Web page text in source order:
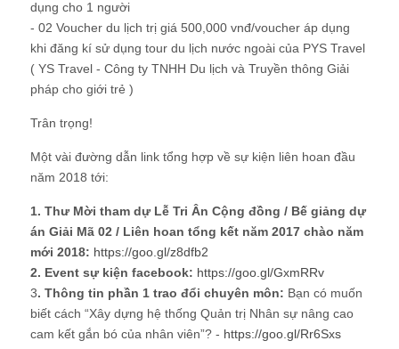
dụng cho 1 người
- 02 Voucher du lịch trị giá 500,000 vnđ/voucher áp dụng
khi đăng kí sử dụng tour du lịch nước ngoài của PYS Travel
( YS Travel - Công ty TNHH Du lịch và Truyền thông Giải
pháp cho giới trẻ )
Trân trọng!
Một vài đường dẫn link tổng hợp về sự kiện liên hoan đầu
năm 2018 tới:
1. Thư Mời tham dự Lễ Tri Ân Cộng đồng / Bế giảng dự
án Giải Mã 02 / Liên hoan tổng kết năm 2017 chào năm
mới 2018: https://goo.gl/z8dfb2
2. Event sự kiện facebook: https://goo.gl/GxmRRv
3. Thông tin phần 1 trao đổi chuyên môn: Bạn có muốn
biết cách “Xây dựng hệ thống Quản trị Nhân sự nâng cao
cam kết gắn bó của nhân viên”? - https://goo.gl/Rr6Sxs